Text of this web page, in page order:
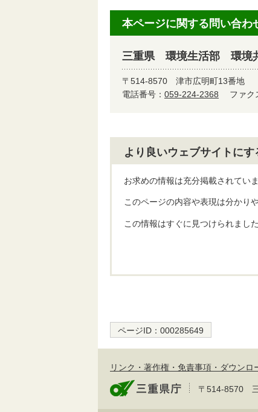
本ページに関する問い合わ
三重県 環境生活部 環境
〒514-8570 津市広明町13番地
電話番号： 059-224-2368 ファ
より良いウェブサイトに
お求めの情報は充分掲載されてい
このページの内容や表現は分かり
この情報はすぐに見つけられまし
ページID： 000285649
リンク・著作権・免責事項・ダウンロ
〒514-8570